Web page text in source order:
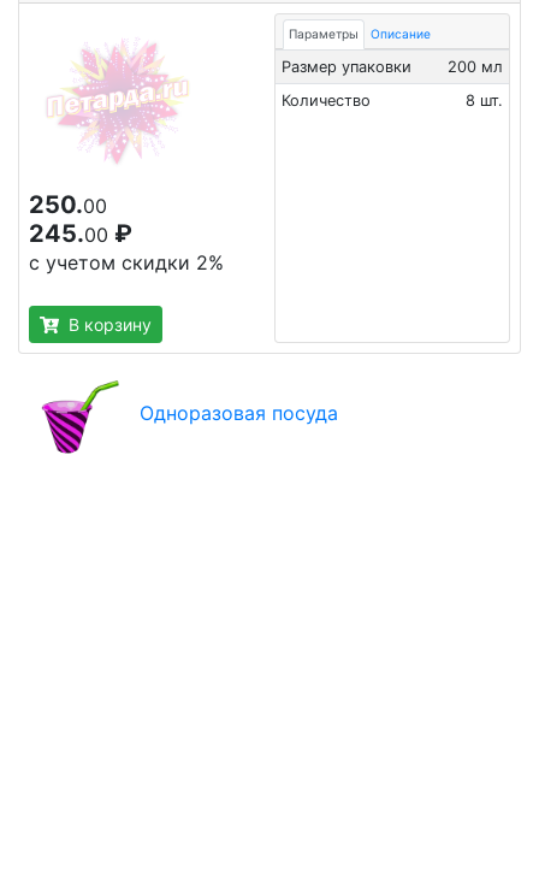
250.00
245.00 ₽
с учетом скидки 2%
В корзину
Параметры Описание
Размер упаковки
200 мл
Количество
8 шт.
Одноразовая посуда